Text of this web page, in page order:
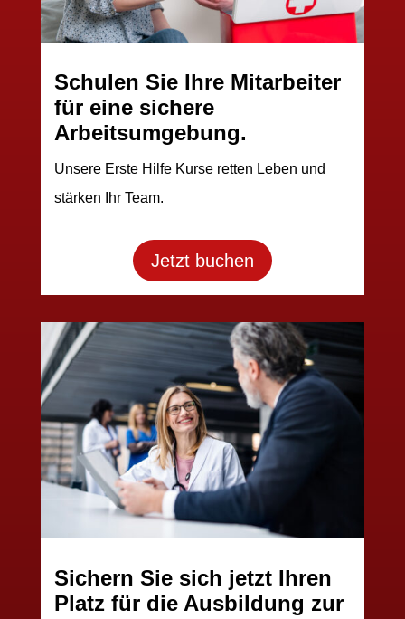
Schulen Sie Ihre Mitarbeiter
für eine sichere
Arbeitsumgebung.
Unsere Erste Hilfe Kurse retten Leben und
stärken Ihr Team.
Jetzt buchen
Sichern Sie sich jetzt Ihren
Platz für die Ausbildung zur